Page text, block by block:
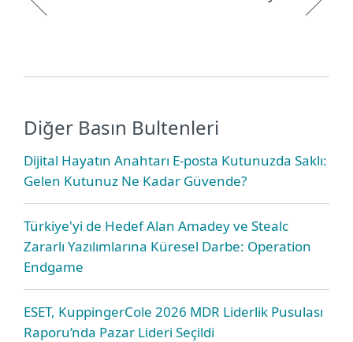
Diğer Basın Bultenleri
Dijital Hayatın Anahtarı E-posta Kutunuzda Saklı:
Gelen Kutunuz Ne Kadar Güvende?
Türkiye'yi de Hedef Alan Amadey ve Stealc
Zararlı Yazılımlarına Küresel Darbe: Operation
Endgame
ESET, KuppingerCole 2026 MDR Liderlik Pusulası
Raporu’nda Pazar Lideri Seçildi